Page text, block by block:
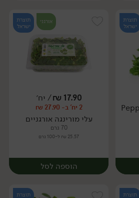
יח׳
תוצרת
ישראל
אורגני
תוצרת
ישראל
17.90
₪/ יח׳
2 יח' ב- 27.90 ₪
עלי מורינגה אורגניים
70 גרם
25.57 ₪ ל-100 גרם
הוספה לסל
תוצרת
תוצרת